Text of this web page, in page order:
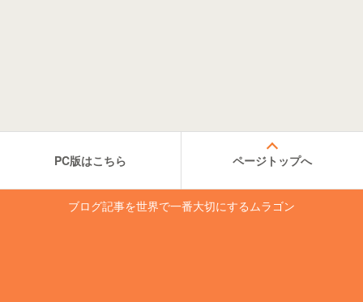
PC版はこちら ページトップへ
ブログ記事を世界で一番大切にするムラゴン